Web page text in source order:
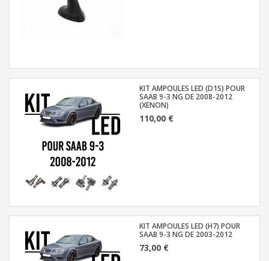
KIT AMPOULES LED (D1S) POUR
SAAB 9-3 NG DE 2008-2012
(XENON)
110,00 €
KIT AMPOULES LED (H7) POUR
SAAB 9-3 NG DE 2003-2012
73,00 €